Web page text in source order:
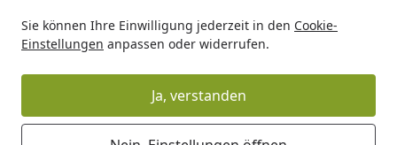
Sie können Ihre Einwilligung jederzeit in den Cookie-
Einstellungen anpassen oder widerrufen.
Ja, verstanden